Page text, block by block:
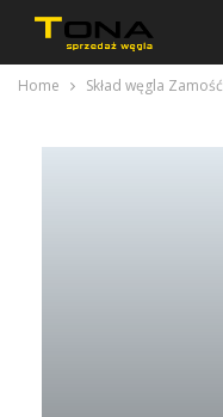
Home Skład węgla Zamość